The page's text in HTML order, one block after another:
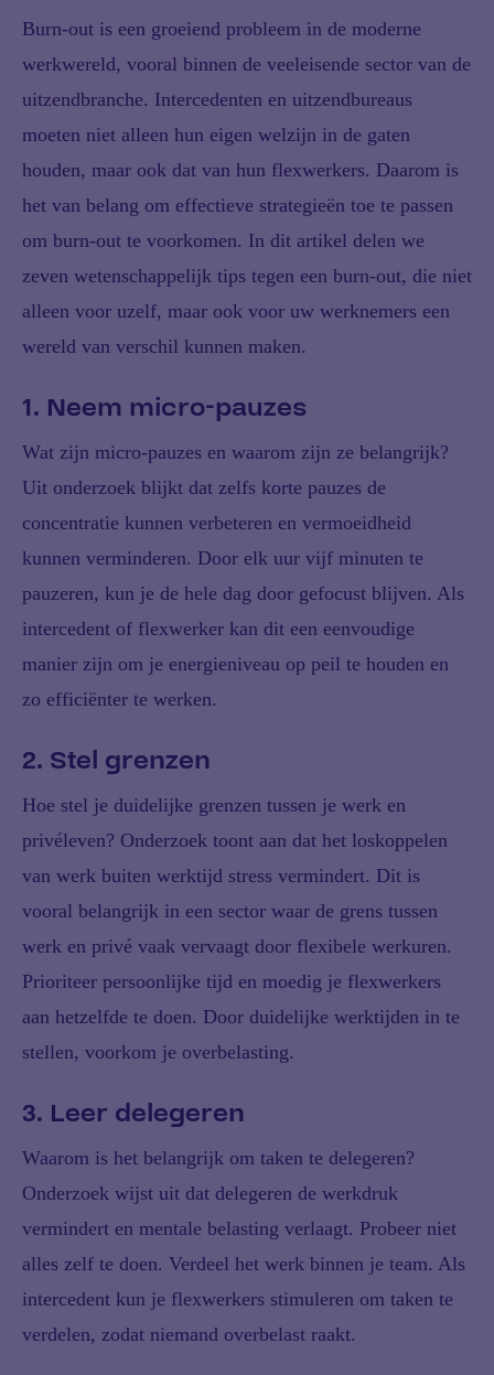
Burn-out is een groeiend probleem in de moderne
werkwereld, vooral binnen de veeleisende sector van de
uitzendbranche. Intercedenten en uitzendbureaus
moeten niet alleen hun eigen welzijn in de gaten
houden, maar ook dat van hun flexwerkers. Daarom is
het van belang om effectieve strategieën toe te passen
om burn-out te voorkomen. In dit artikel delen we
zeven wetenschappelijk tips tegen een burn-out, die niet
alleen voor uzelf, maar ook voor uw werknemers een
wereld van verschil kunnen maken.
1. Neem micro-pauzes
Wat zijn micro-pauzes en waarom zijn ze belangrijk?
Uit onderzoek blijkt dat zelfs korte pauzes de
concentratie kunnen verbeteren en vermoeidheid
kunnen verminderen. Door elk uur vijf minuten te
pauzeren, kun je de hele dag door gefocust blijven. Als
intercedent of flexwerker kan dit een eenvoudige
manier zijn om je energieniveau op peil te houden en
zo efficiënter te werken.
2. Stel grenzen
Hoe stel je duidelijke grenzen tussen je werk en
privéleven? Onderzoek toont aan dat het loskoppelen
van werk buiten werktijd stress vermindert. Dit is
vooral belangrijk in een sector waar de grens tussen
werk en privé vaak vervaagt door flexibele werkuren.
Prioriteer persoonlijke tijd en moedig je flexwerkers
aan hetzelfde te doen. Door duidelijke werktijden in te
stellen, voorkom je overbelasting.
3. Leer delegeren
Waarom is het belangrijk om taken te delegeren?
Onderzoek wijst uit dat delegeren de werkdruk
vermindert en mentale belasting verlaagt. Probeer niet
alles zelf te doen. Verdeel het werk binnen je team. Als
intercedent kun je flexwerkers stimuleren om taken te
verdelen, zodat niemand overbelast raakt.